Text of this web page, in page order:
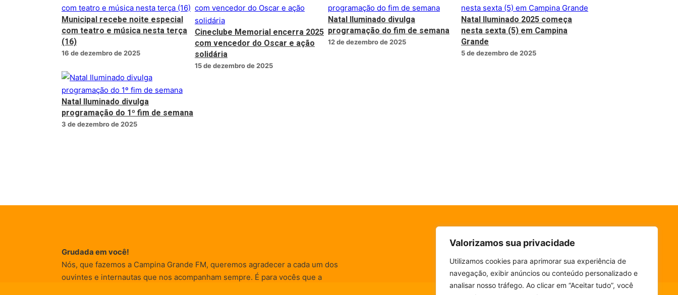
Valorizamos sua privacidade
Utilizamos cookies para aprimorar sua experiência de
navegação, exibir anúncios ou conteúdo personalizado e
analisar nosso tráfego. Ao clicar em “Aceitar tudo”, você
Municipal recebe noite especial
com teatro e música nesta terça
(16)
16 de dezembro de 2025
Cineclube Memorial encerra 2025
com vencedor do Oscar e ação
solidária
15 de dezembro de 2025
Natal Iluminado divulga
programação do fim de semana
12 de dezembro de 2025
Natal Iluminado 2025 começa
nesta sexta (5) em Campina
Grande
5 de dezembro de 2025
Natal Iluminado divulga
programação do 1º fim de semana
3 de dezembro de 2025
Grudada em você!
Nós, que fazemos a Campina Grande FM, queremos agradecer a cada um dos
ouvintes e internautas que nos acompanham sempre. É para vocês que a